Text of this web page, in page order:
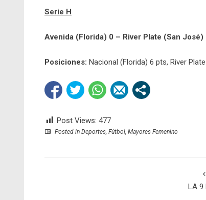
Serie H
Avenida (Florida) 0 – River Plate (San José)
Posiciones: Nacional (Florida) 6 pts, River
Post Views: 477
Posted in Deportes, Fútbol, Mayores Femenino
LA 9